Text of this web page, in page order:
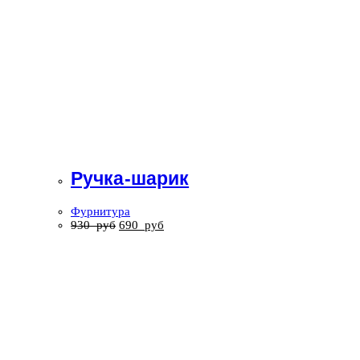
Ручка-шарик
Фурнитура
930руб 690 руб